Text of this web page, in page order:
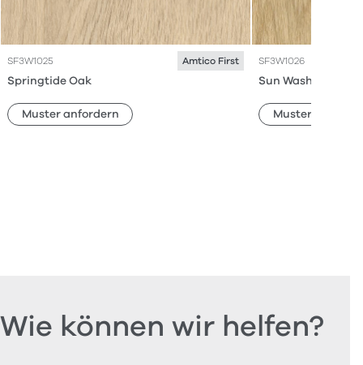
SF3W1025 Amtico First
Springtide Oak
Muster anfordern
SF3W1026
Sun Washed Oak
Muster
Wie können wir helfen?